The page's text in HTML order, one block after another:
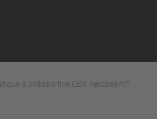
à châssis fixe CBX AeroBeam™